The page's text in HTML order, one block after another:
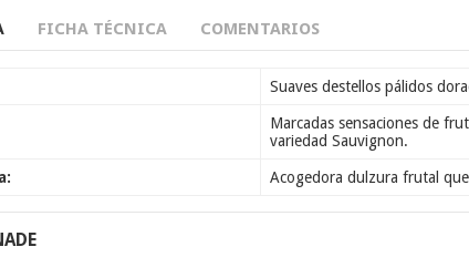
FICHA TÉCNICA COMENTARIOS
Suaves destellos pálidos
Marcadas sensaciones de
variedad Sauvignon.
Acogedora dulzura frutal